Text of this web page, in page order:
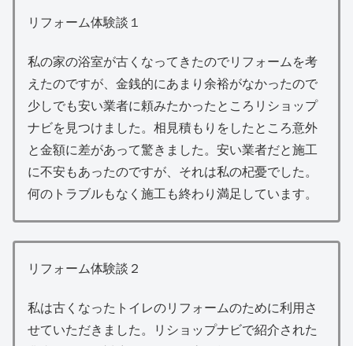
リフォーム体験談１
私の家の浴室が古くなってきたのでリフォームを考
えたのですが、金銭的にあまり余裕がなかったので
少しでも安い業者に頼みたかったところリショップ
ナビを見つけました。相見積もりをしたところ意外
と金額に差があって驚きました。安い業者だと施工
に不安もあったのですが、それは私の杞憂でした。
何のトラブルもなく施工も終わり満足しています。
リフォーム体験談２
私は古くなったトイレのリフォームのために利用さ
せていただきました。リショップナビで紹介された